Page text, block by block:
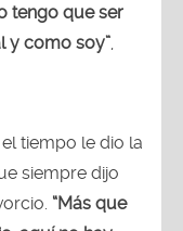
tengo que ser
y como soy”
tiempo le dio la
siempre dijo
“Más que